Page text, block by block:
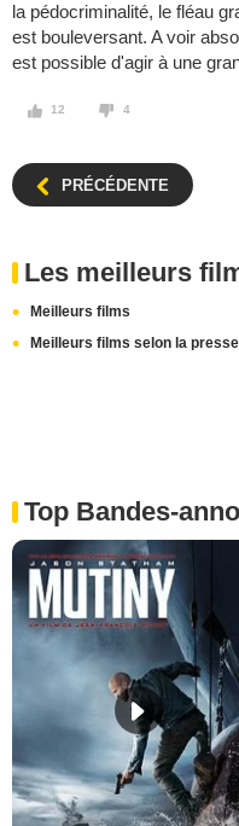
la pédocriminalité, le fléau
est bouleversant. A voir
est possible d'agir à une
12 4
PRÉCÉDENTE
Les meilleurs
Meilleurs films
Meilleurs films selon la presse
Top Bandes-